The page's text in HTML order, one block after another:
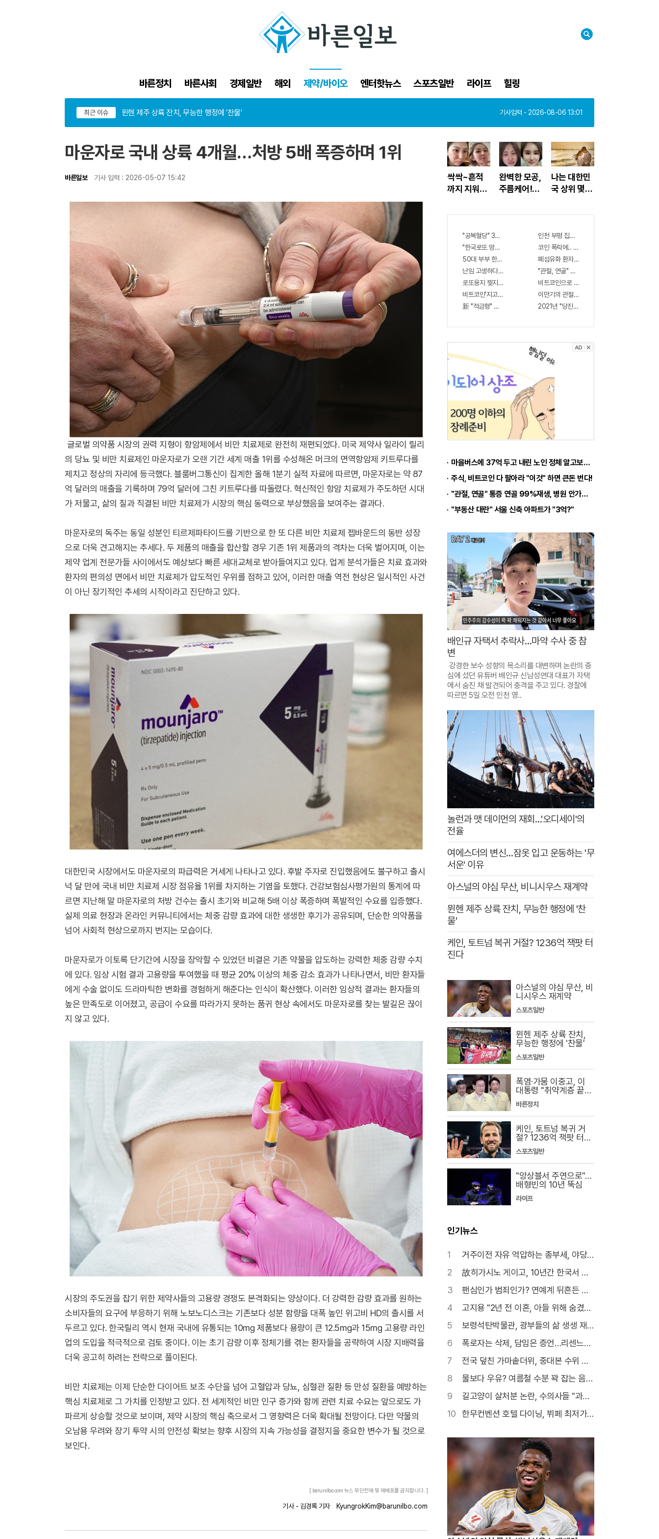
검
바른정치 바른사회 경제일반 해외 제약/바이오 엔터핫뉴스 스포츠일반 라이프 힐링
최근 이슈
아스널의 야심 무산, 비니시우스 재계약
뮌헨 제주 상륙 잔치, 무능한 행정에 '찬물' 기사입력 - 2026-08-06 13:01
마운자로 국내 상륙 4개월…처방 5배 폭증하며 1위
바른일보 기사 입력 : 2026-05-07 15:42
글로벌 의약품 시장의 권력 지형이 항암제에서 비만 치료제로 완전히 재편되었다. 미국 제약사 일라이 릴리
의 당뇨 및 비만 치료제인 마운자로가 오랜 기간 세계 매출 1위를 수성해온 머크의 면역항암제 키트루다를
제치고 정상의 자리에 등극했다. 블룸버그통신이 집계한 올해 1분기 실적 자료에 따르면, 마운자로는 약 87
억 달러의 매출을 기록하며 79억 달러에 그친 키트루다를 따돌렸다. 혁신적인 항암 치료제가 주도하던 시대
가 저물고, 삶의 질과 직결된 비만 치료제가 시장의 핵심 동력으로 부상했음을 보여주는 결과다.
마운자로의 독주는 동일 성분인 티르제파타이드를 기반으로 한 또 다른 비만 치료제 젭바운드의 동반 성장
으로 더욱 견고해지는 추세다. 두 제품의 매출을 합산할 경우 기존 1위 제품과의 격차는 더욱 벌어지며, 이는
제약 업계 전문가들 사이에서도 예상보다 빠른 세대교체로 받아들여지고 있다. 업계 분석가들은 치료 효과와
환자의 편의성 면에서 비만 치료제가 압도적인 우위를 점하고 있어, 이러한 매출 역전 현상은 일시적인 사건
이 아닌 장기적인 추세의 시작이라고 진단하고 있다.
대한민국 시장에서도 마운자로의 파급력은 거세게 나타나고 있다. 후발 주자로 진입했음에도 불구하고 출시
넉 달 만에 국내 비만 치료제 시장 점유율 1위를 차지하는 기염을 토했다. 건강보험심사평가원의 통계에 따
르면 지난해 말 마운자로의 처방 건수는 출시 초기와 비교해 5배 이상 폭증하며 폭발적인 수요를 입증했다.
실제 의료 현장과 온라인 커뮤니티에서는 체중 감량 효과에 대한 생생한 후기가 공유되며, 단순한 의약품을
넘어 사회적 현상으로까지 번지는 모습이다.
마운자로가 이토록 단기간에 시장을 장악할 수 있었던 비결은 기존 약물을 압도하는 강력한 체중 감량 수치
에 있다. 임상 시험 결과 고용량을 투여했을 때 평균 20% 이상의 체중 감소 효과가 나타나면서, 비만 환자들
에게 수술 없이도 드라마틱한 변화를 경험하게 해준다는 인식이 확산했다. 이러한 임상적 결과는 환자들의
높은 만족도로 이어졌고, 공급이 수요를 따라가지 못하는 품귀 현상 속에서도 마운자로를 찾는 발길은 끊이
지 않고 있다.
시장의 주도권을 잡기 위한 제약사들의 고용량 경쟁도 본격화되는 양상이다. 더 강력한 감량 효과를 원하는
소비자들의 요구에 부응하기 위해 노보노디스크는 기존보다 성분 함량을 대폭 높인 위고비 HD의 출시를 서
두르고 있다. 한국릴리 역시 현재 국내에 유통되는 10㎎ 제품보다 용량이 큰 12.5㎎과 15㎎ 고용량 라인
업의 도입을 적극적으로 검토 중이다. 이는 초기 감량 이후 정체기를 겪는 환자들을 공략하여 시장 지배력을
더욱 공고히 하려는 전략으로 풀이된다.
비만 치료제는 이제 단순한 다이어트 보조 수단을 넘어 고혈압과 당뇨, 심혈관 질환 등 만성 질환을 예방하는
핵심 치료제로 그 가치를 인정받고 있다. 전 세계적인 비만 인구 증가와 함께 관련 치료 수요는 앞으로도 가
파르게 상승할 것으로 보이며, 제약 시장의 핵심 축으로서 그 영향력은 더욱 확대될 전망이다. 다만 약물의
오남용 우려와 장기 투약 시의 안전성 확보는 향후 시장의 지속 가능성을 결정지을 중요한 변수가 될 것으로
보인다.
[ barunilbo.com 뉴스 무단전재 및 재배포를 금지합니다. ]
기사 - 김경록 기자 KyungrokKim@barunilbo.com
싹싹~흔적
까지 지워주
~모공크림
완벽한 모공,
주름케어!홈
팅모공팩
나는 대한민
국 상위 몇%
"공복혈당" 300넘는 심각 당뇨환자 '이것' 먹자마자..바로
"한국로또 망했다" 관계자 실수로 이번주 971회차 번호 6자리 공개!? 꼭 확인
50대 부부 한알 먹고 침대에서 평균횟수 하루5번?
난임 고생하다 폐경 후, '57세' 최고령 쌍둥이 출산?
로또용지 찢지마세요. 97%이상이 모르는 비밀! "뒷면 비추면 번호 보인다!?"
비트코인'지고"이것"뜬다, '29억'벌어..충격!
新 "적금형" 서비스 출시! 멤버십만 가입해도 "최신가전" 선착순 100% 무료
인천 부평 집값 서울보다 비싸질것..이유는?
코인 폭락에.. 투자자 몰리는 "이것" 상한가 포
폐섬유화 환자 98% 공통된 습관 밝혀져…충격
"관절, 연골" 통증 연골 99%재생, 병원 안가도
비트코인으로 4억잃은 BJ 극단적 선택…충격!
이만기의 관절튼튼 "호관원" 100%당첨 혜택 난
2021년 "당진" 집값 상승률 1위..왜일까?
조
가
입
을
해
가
성
비
좋
은
후
불
제
조
,
되
어
상
조
마을버스에 37억 두고 내린 노인 정체 알고보니..!
주식, 비트코인 다 팔아라 "이것" 하면 큰돈 번다!
"관절, 연골" 통증 연골 99%재생, 병원 안가도돼... "충격"
"부동산 대란" 서울 신축 아파트가 "3억?"
배인규 자택서 추락사…마약 수사 중 참
변
강경한 보수 성향의 목소리를 대변하며 논란의 중
심에 섰던 유튜버 배인규 신남성연대 대표가 자택
에서 숨진 채 발견되어 충격을 주고 있다. 경찰에
따르면 5일 오전 인천 영..
놀런과 맷 데이먼의 재회…'오디세이'의
전율
여에스더의 변신…잠옷 입고 운동하는 '무
서운' 이유
아스널의 야심 무산, 비니시우스 재계약
뮌헨 제주 상륙 잔치, 무능한 행정에 '찬
물'
케인, 토트넘 복귀 거절? 1236억 잭팟 터
진다
아스널의 야심 무산, 비
니시우스 재계약
스포츠일반
뮌헨 제주 상륙 잔치,
무능한 행정에 '찬물'
스포츠일반
폭염·가뭄 이중고, 이
대통령 "취약계층 끝까
지 보호"
바른정치
케인, 토트넘 복귀 거
절? 1236억 잭팟 터진
다
스포츠일반
"앙상블서 주연으로"…
배형빈의 10년 뚝심
라이프
인기뉴스
1
거주이전 자유 억압하는 종부세, 야당
"재앙 될 것"
2
故히가시노 게이고, 10년간 한국서 가
장 많이 팔린 작가 등극
3
팬심인가 범죄인가? 연예계 뒤흔든 스
토킹 공포
4
고지용 "2년 전 이혼, 아들 위해 숨겼
다"
5
보령석탄박물관, 광부들의 삶 생생 재
현
6
폭로자는 삭제, 담임은 증언…리센느
'원이 일진설'의 결말
7
전국 덮친 가마솥더위, 중대본 수위 높
여 대응
8
물보다 우유? 여름철 수분 꽉 잡는 음료
들
9
길고양이 살처분 논란, 수의사들 "과학
적 근거 부족"
10
한무컨벤션 호텔 다이닝, 뷔페 최저가